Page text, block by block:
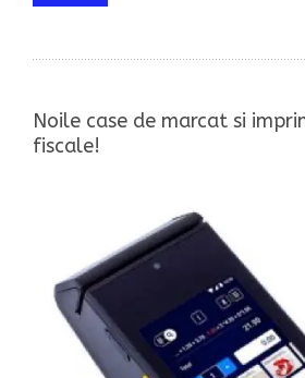
Noile case de marcat si
fiscale!